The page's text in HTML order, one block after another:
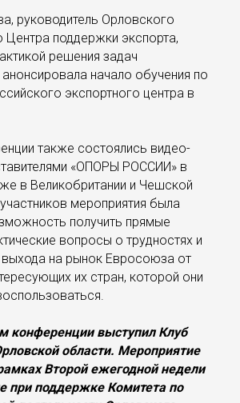
руководитель Орловского
Центра поддержки экспорта,
решения задач
начало обучения по
экспортного центра в
также состоялись видео-
«ОПОРЫ РОССИИ» в
в Великобритании и Чешской
мероприятия была
получить прямые
вопросы о трудностях и
на рынок Евросоюза от
их стран, которой они
конференции выступил Клуб
области. Мероприятие
Второй ежегодной недели
при поддержке Комитета по